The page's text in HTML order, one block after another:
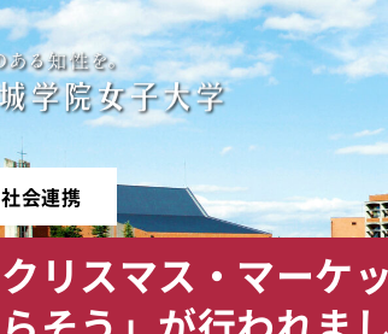
宮
城
学
院
女
社会連携
クリスマス・マーケ